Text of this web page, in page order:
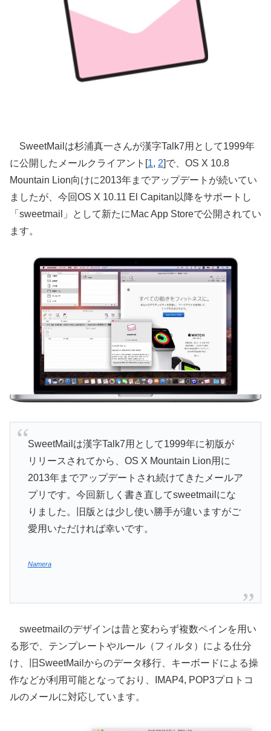
SweetMailは杉浦真一さんが漢字Talk7用として1999年
に公開したメールクライアント[1, 2]で、OS X 10.8
Mountain Lion向けに2013年までアップデートが続いてい
ましたが、今回OS X 10.11 El Capitan以降をサポートし
「sweetmail」として新たにMac App Storeで公開されてい
ます。
SweetMailは漢字Talk7用として1999年に初版が
リリースされてから、OS X Mountain Lion用に
2013年までアップデートされ続けてきたメールア
プリです。今回新しく書き直してsweetmailにな
りました。旧版とは少し使い勝手が違いますがご
愛用いただければ幸いです。
Namera
sweetmailのデザインは昔と変わらず複数ペインを用い
る形で、テンプレートやルール（フィルタ）による仕分
け、旧SweetMailからのデータ移行、キーボードによる操
作などが利用可能となっており、IMAP4, POP3プロトコ
ルのメールに対応しています。